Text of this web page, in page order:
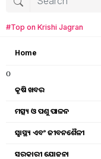
#Top on Krishi Jagran
Home
o
କୃଷି ଖବର
ମତ୍ସ୍ୟ ଓ ପଶୁ ପାଳନ
ସ୍ୱାସ୍ଥ୍ୟ ଏବଂ ଜୀବନଶୈଳୀ
ସରକାରୀ ଯୋଜନା
ସରକାରୀ ସ୍କିମ